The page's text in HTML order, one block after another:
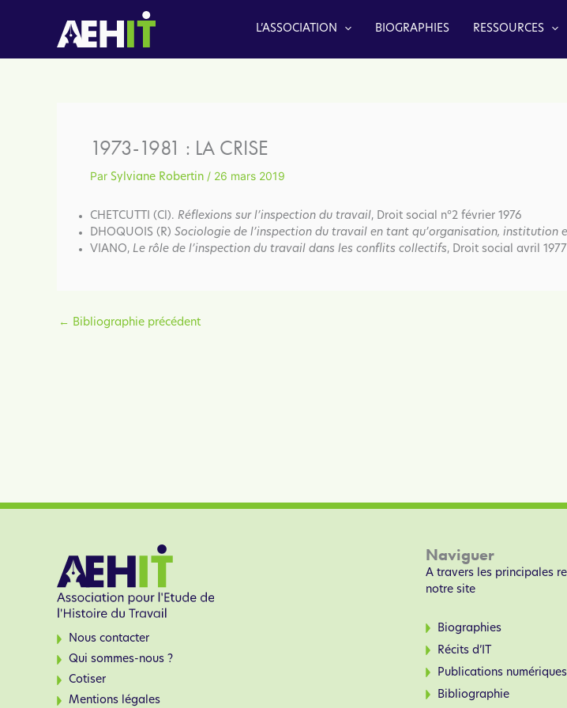
L’ASSOCIATION BIOGRAPHIES RESSOURCES
1973-1981 : LA CRISE
Par Sylviane Robertin / 26 mars 2019
CHETCUTTI (Cl). Réflexions sur l’inspection du travail, Droit social n°2 février 1976
DHOQUOIS (R) Sociologie de l’inspection du travail en tant qu’organisation, institution
VIANO, Le rôle de l’inspection du travail dans les conflits collectifs, Droit social avril 1977
← Bibliographie précédent
Nous contacter
Qui sommes-nous ?
Cotiser
Mentions légales
Naviguer
A travers les principales
notre site
Biographies
Récits d’IT
Publications numériques
Bibliographie